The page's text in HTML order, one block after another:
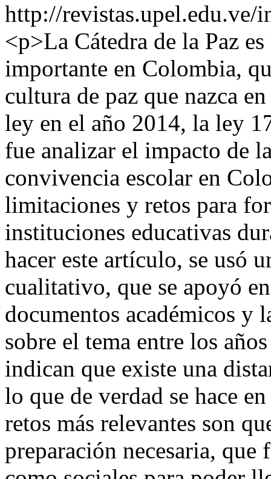
http://
<p>La Cátedra de la Paz
importante en Colombia,
cultura de paz que nazca
ley en el año 2014, la ley
fue analizar el impacto de
convivencia escolar en
limitaciones y retos para
instituciones educativas
hacer este artículo, se usó
cualitativo, que se apoyó
documentos académicos y
sobre el tema entre los
indican que existe una
lo que de verdad se hace
retos más relevantes son
preparación necesaria, que